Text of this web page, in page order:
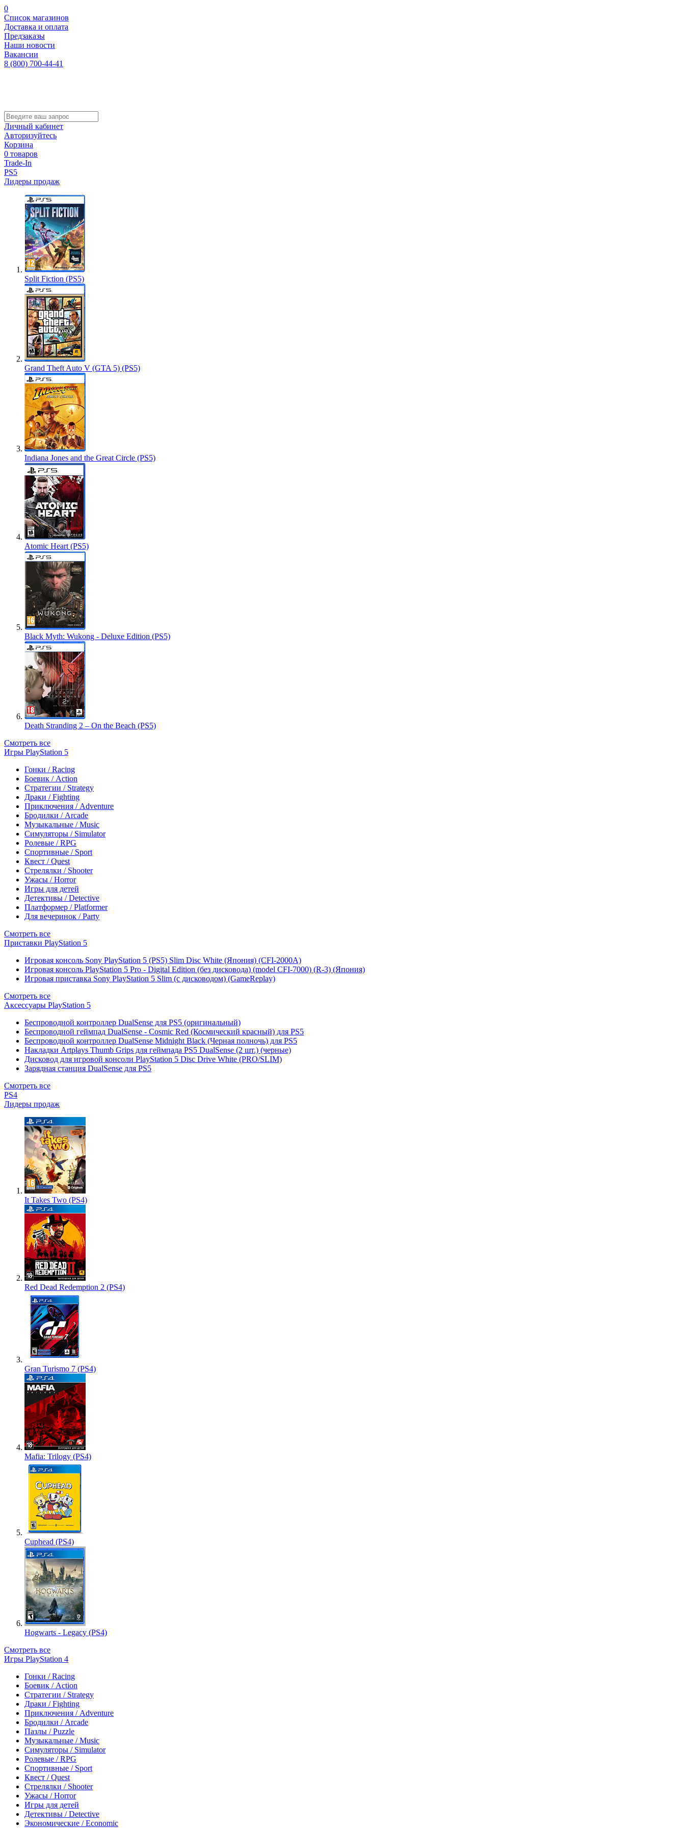
0
Список магазинов
Доставка и оплата
Предзаказы
Наши новости
Вакансии
8 (800) 700-44-41
Личный кабинет
Авторизуйтесь
Корзина
0 товаров
Trade-In
PS5
Лидеры продаж
Split Fiction (PS5)
Grand Theft Auto V (GTA 5) (PS5)
Indiana Jones and the Great Circle (PS5)
Atomic Heart (PS5)
Black Myth: Wukong - Deluxe Edition (PS5)
Death Stranding 2 – On the Beach (PS5)
Смотреть все
Игры PlayStation 5
Гонки / Racing
Боевик / Action
Стратегии / Strategy
Драки / Fighting
Приключения / Adventure
Бродилки / Arcade
Музыкальные / Music
Симуляторы / Simulator
Ролевые / RPG
Спортивные / Sport
Квест / Quest
Стрелялки / Shooter
Ужасы / Horror
Игры для детей
Детективы / Detective
Платформер / Platformer
Для вечеринок / Party
Смотреть все
Приставки PlayStation 5
Игровая консоль Sony PlayStation 5 (PS5) Slim Disc White (Япония) (CFI-2000A)
Игровая консоль PlayStation 5 Pro - Digital Edition (без дисковода) (model CFI-7000) (R-3) (Япония)
Игровая приставка Sony PlayStation 5 Slim (с дисководом) (GameReplay)
Смотреть все
Аксессуары PlayStation 5
Беспроводной контроллер DualSense для PS5 (оригинальный)
Беспроводной геймпад DualSense - Cosmic Red (Космический красный) для PS5
Беспроводной контроллер DualSense Midnight Black (Черная полночь) для PS5
Накладки Artplays Thumb Grips для геймпада PS5 DualSense (2 шт.) (черные)
Дисковод для игровой консоли PlayStation 5 Disc Drive White (PRO/SLIM)
Зарядная станция DualSense для PS5
Смотреть все
PS4
Лидеры продаж
It Takes Two (PS4)
Red Dead Redemption 2 (PS4)
Gran Turismo 7 (PS4)
Mafia: Trilogy (PS4)
Cuphead (PS4)
Hogwarts - Legacy (PS4)
Смотреть все
Игры PlayStation 4
Гонки / Racing
Боевик / Action
Стратегии / Strategy
Драки / Fighting
Приключения / Adventure
Бродилки / Arcade
Пазлы / Puzzle
Музыкальные / Music
Симуляторы / Simulator
Ролевые / RPG
Спортивные / Sport
Квест / Quest
Стрелялки / Shooter
Ужасы / Horror
Игры для детей
Детективы / Detective
Экономические / Economic